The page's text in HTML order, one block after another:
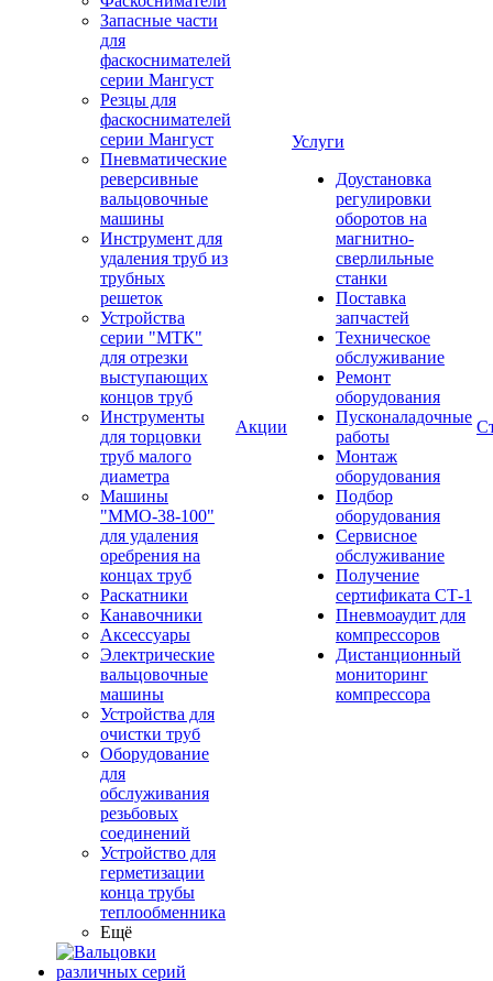
Запасные части
для
фаскоснимателей
серии Мангуст
Резцы для
фаскоснимателей
серии Мангуст
Пневматические
реверсивные
вальцовочные
машины
Инструмент для
удаления труб из
трубных
решеток
Устройства
серии "МТК"
для отрезки
выступающих
концов труб
Инструменты
для торцовки
труб малого
диаметра
Машины
"ММО-38-100"
для удаления
оребрения на
концах труб
Раскатники
Канавочники
Аксессуары
Электрические
вальцовочные
машины
Устройства для
очистки труб
Оборудование
для
обслуживания
резьбовых
соединений
Устройство для
герметизации
конца трубы
теплообменника
Ещё
Акции
Услуги
Доустановка
регулировки
оборотов на
магнитно-
сверлильные
станки
Поставка
запчастей
Техническое
обслуживание
Ремонт
оборудования
Пусконаладочные
работы
Монтаж
оборудования
Подбор
оборудования
Сервисное
обслуживание
Получение
сертификата СТ-1
Пневмоаудит для
компрессоров
Дистанционный
мониторинг
компрессора